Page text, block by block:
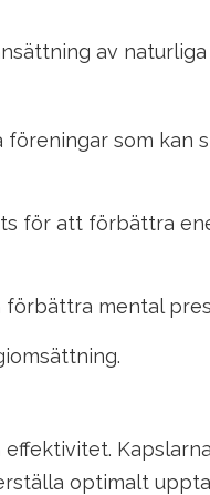
av
som kan
för att förbättra
mental
optimalt